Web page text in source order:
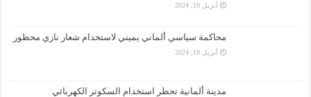
أبريل 19, 2024
محاكمة سياسي ألماني يميني لاستخدام شعار نازي محظور
أبريل 18, 2024
مدينة ألمانية تحظر استخدام السكوتر الكهربائي